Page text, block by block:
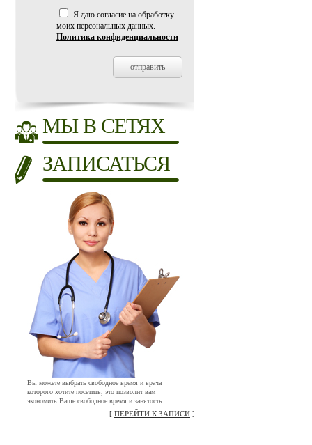
Я даю согласие на обработку
моих персональных данных.
Политика конфиденциальности
МЫ В СЕТЯХ
ЗАПИСАТЬСЯ
Вы можете выбрать свободное время и врача
которого хотите посетить, это позволит вам
экономить Ваше свободное время и занятость.
[ ПЕРЕЙТИ К ЗАПИСИ ]